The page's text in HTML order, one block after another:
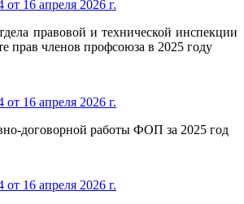
16 апреля 2026 г.
правовой и технической инспекции
прав членов профсоюза в 2025 году
16 апреля 2026 г.
договорной работы ФОП за 2025 год
16 апреля 2026 г.